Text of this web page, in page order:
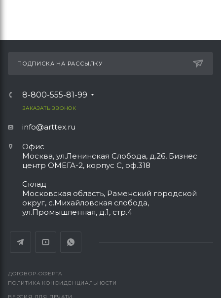
ПОДПИСКА НА РАССЫЛКУ
8-800-555-81-99
ЗАКАЗАТЬ ЗВОНОК
info@arttex.ru
Офис
Москва, ул.Ленинская Слобода, д.26, Бизнес
центр ОМЕГА-2, корпус С, оф.318
Склад
Московская область, Раменский городской
округ, с.Михайловская слобода,
ул.Промышленная, д.1, стр.4
ДОГОВОР-ОФЕРТА
ПОЛИТИКА КОНФИДЕНЦИАЛЬНОСТИ